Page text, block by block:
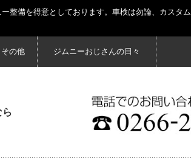
整備を得意としております。車検は勿論、カスタ
の他 ジムニーおじさんの日々